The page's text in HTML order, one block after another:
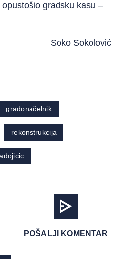
gradsku kasu –
Soko Sokolović
gradonačelnik
rekonstrukcija
POŠALJI KOMENTAR